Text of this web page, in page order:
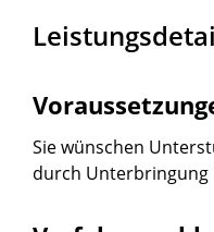
Sie wünschen
durch Unterbringung